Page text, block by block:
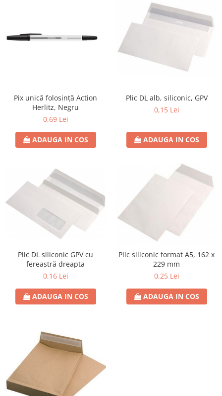
Pix unică folosință Action
Herlitz, Negru
0,69 Lei
ADAUGA IN COS
Plic DL alb, siliconic, GPV
0,15 Lei
ADAUGA IN COS
Plic DL siliconic GPV cu
fereastră dreapta
0,16 Lei
ADAUGA IN COS
Plic siliconic format A5, 162 x
229 mm
0,25 Lei
ADAUGA IN COS